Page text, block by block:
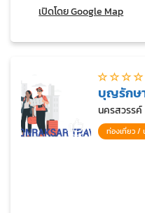
เปิดโดย Google Map
บุญรักษ
นครสวรรค์
ท่องเที่ยว /